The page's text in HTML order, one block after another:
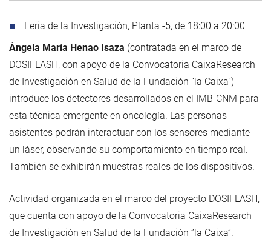
Feria de la Investigación, Planta -5, de 18:00 a 20:00
Ángela María Henao Isaza (contratada en el marco de
DOSIFLASH, con apoyo de la Convocatoria CaixaResearch
de Investigación en Salud de la Fundación ”la Caixa”)
introduce los detectores desarrollados en el IMB-CNM para
esta técnica emergente en oncología. Las personas
asistentes podrán interactuar con los sensores mediante
un láser, observando su comportamiento en tiempo real.
También se exhibirán muestras reales de los dispositivos.
Actividad organizada en el marco del proyecto DOSIFLASH,
que cuenta con apoyo de la Convocatoria CaixaResearch
de Investigación en Salud de la Fundación ”la Caixa”.